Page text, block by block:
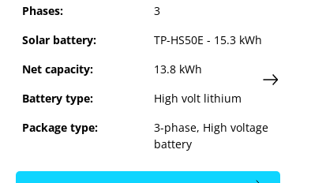
Phases:
3
Solar battery:
TP-HS50E - 15.3 kWh
Net capacity:
13.8 kWh
Battery type:
High volt lithium
Package type:
3-phase, High voltage
battery